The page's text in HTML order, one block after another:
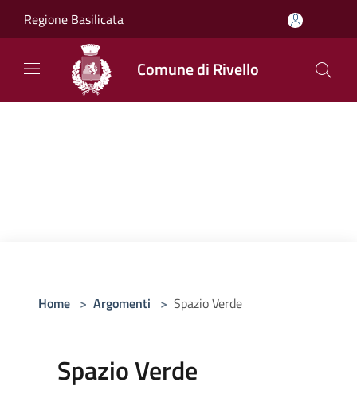
Regione Basilicata
Comune di Rivello
Home > Argomenti > Spazio Verde
Spazio Verde